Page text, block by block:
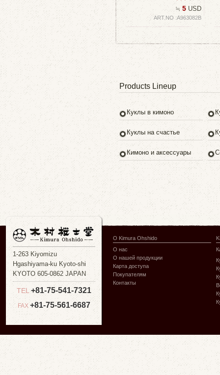
≒ 5 USD
ART.NO :A963082B
Products Lineup
Куклы в кимоно
Куклы на счастье
Кимоно и аксессуары
1-263 Kiyomizu
Hgashiyama-ku Kyoto-shi
KYOTO 605-0862 JAPAN
TEL +81-75-541-7321
FAX +81-75-561-6687
О Kimura Ohshido
О нас
О нашей продукции
Карта доступа
Покупателям
Контакты